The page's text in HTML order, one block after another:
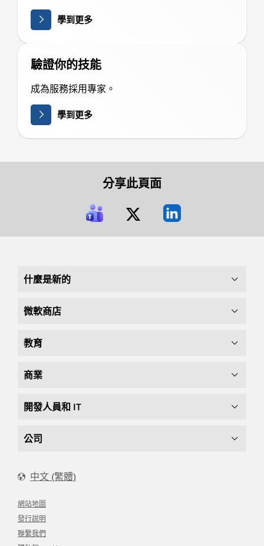
學到更多
驗證你的技能
成為服務採用專家。
學到更多
分享此頁面
什麼是新的
微軟商店
教育
商業
開發人員和 IT
公司
中文 (繁體)
網站地圖
發行說明
聯繫我們